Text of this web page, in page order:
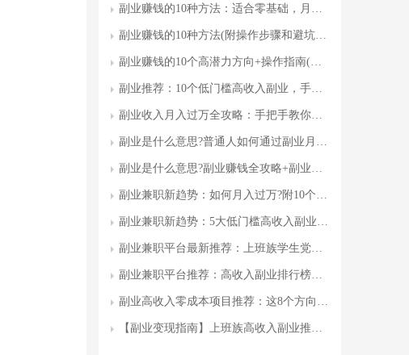
副业赚钱的10种方法：适合零基础，月入过万的真实案例与操作指南
副业赚钱的10种方法(附操作步骤和避坑指南)
副业赚钱的10个高潜力方向+操作指南(附资源)
副业推荐：10个低门槛高收入副业，手把手教你月入过万
副业收入月入过万全攻略：手把手教你从0到1打造被动收入管道
副业是什么意思?普通人如何通过副业月入过万
副业是什么意思?副业赚钱全攻略+副业类型推荐，手把手教你开启第二收入
副业兼职新趋势：如何月入过万?附10个可操作副业案例
副业兼职新趋势：5大低门槛高收入副业，月入过万攻略与避坑指南
副业兼职平台最新推荐：上班族学生党如何通过正规平台月入3000+
副业兼职平台推荐：高收入副业排行榜及避坑指南(附真实案例)
副业高收入零成本项目推荐：这8个方向值得普通人尝试
【副业变现指南】上班族高收入副业推荐：5个零成本项目+成功案例